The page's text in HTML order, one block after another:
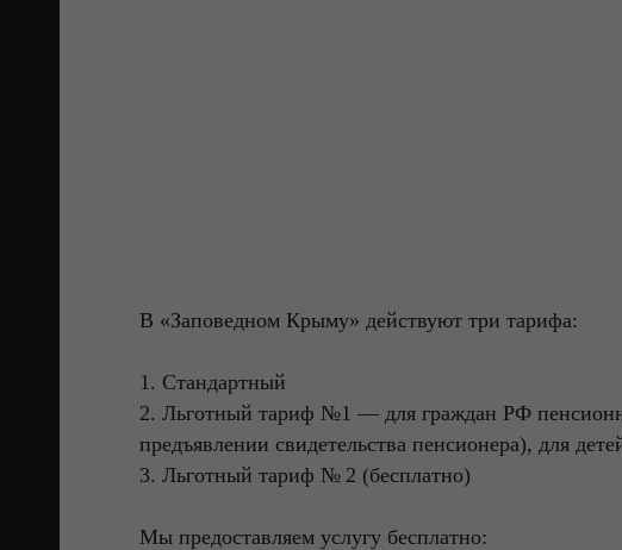
В «Заповедном Крыму» действуют три тарифа:
1. Стандартный
2. Льготный тариф №1 — для граждан РФ
предъявлении свидетельства пенсионера), для
3. Льготный тариф № 2 (бесплатно)
Мы предоставляем услугу бесплатно: